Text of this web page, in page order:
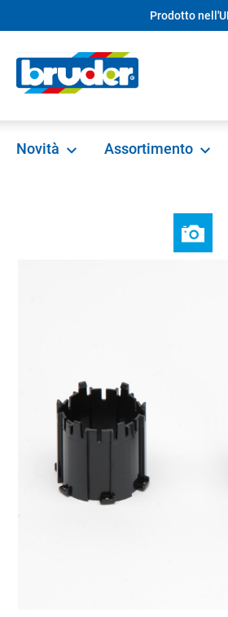
Passa alla navigazione principale
Prodotto
Novità Assortimento